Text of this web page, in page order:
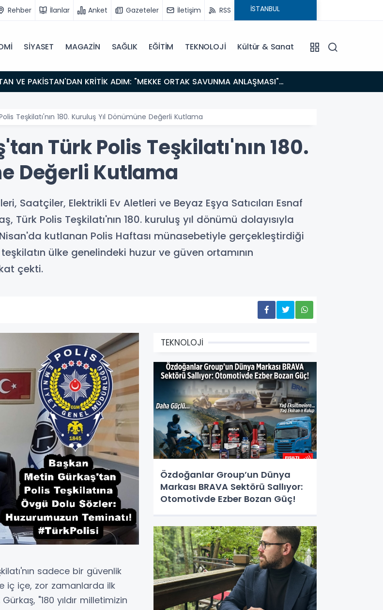
Rehber İlanlar Anket Gazeteler İletişim RSS
SİYASET MAGAZİN SAĞLIK EĞİTİM TEKNOLOJİ Kültür & Sanat
Uyanacağız"
Teşkilatı'nın 180. Kuruluş Yıl Dönümüne Değerli Kutlama
Türk Polis Teşkilatı'nın 180.
Değerli Kutlama
Saatçiler, Elektrikli Ev Aletleri ve Beyaz Eşya Satıcıları Esnaf
Türk Polis Teşkilatı'nın 180. kuruluş yıl dönümü dolayısıyla
kutlanan Polis Haftası münasebetiyle gerçekleştirdiği
ülke genelindeki huzur ve güven ortamının
çekti.
sadece bir güvenlik
iç içe, zor zamanlarda ilk
"180 yıldır milletimizin
TEKNOLOJİ
Özdoğanlar Group’un Dünya
Markası BRAVA Sektörü Sallıyor:
Otomotivde Ezber Bozan Güç!